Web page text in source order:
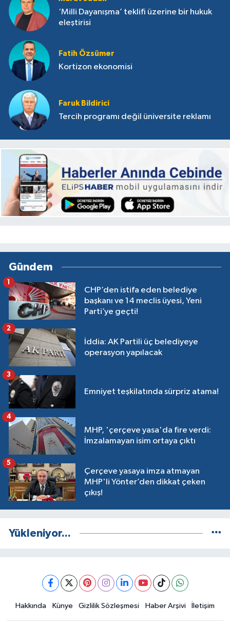
‘Milli Dayanışma’ teklifi üzerine bir hukuk
eleştirisi
Fatih Özsümer
Kortizon ekonomisi
Faruk Bildirici
Tercih programı değil üniversite reklamı
Gündem
CHP’den istifa eden belediye
başkanı ve 14 meclis üyesi, Yeni
Parti’ye geçti!
1
İddia: AK Partili üç belediyeye
operasyon yapılacak
2
Emniyet teşkilatında sürpriz atama!
3
MHP, 'çerçeve yasa'da fire verdi:
İmzalamayan isim ortaya çıktı
4
Çerçeve yasaya imza atmayan
MHP'li Yönter’den dikkat çeken
çıkış!
5
Yükleniyor...
Hakkında Künye Gizlilik Sözleşmesi Haber Arşivi İletişim